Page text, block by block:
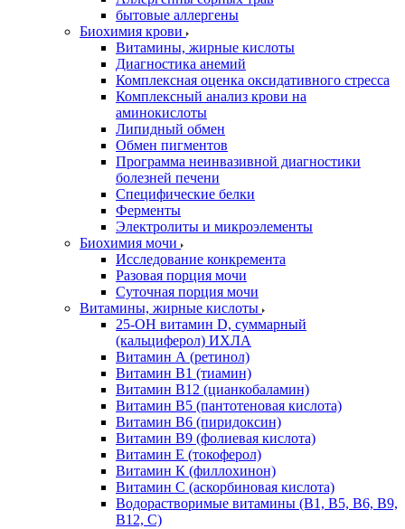
бытовые аллергены
Биохимия крови
Витамины, жирные кислоты
Диагностика анемий
Комплексная оценка оксидативного стресса
Комплексный анализ крови на
аминокислоты
Липидный обмен
Обмен пигментов
Программа неинвазивной диагностики
болезней печени
Специфические белки
Ферменты
Электролиты и микроэлементы
Биохимия мочи
Исследование конкремента
Разовая порция мочи
Суточная порция мочи
Витамины, жирные кислоты
25-OH витамин D, суммарный
(кальциферол) ИХЛА
Витамин А (ретинол)
Витамин В1 (тиамин)
Витамин В12 (цианкобаламин)
Витамин В5 (пантотеновая кислота)
Витамин В6 (пиридоксин)
Витамин В9 (фолиевая кислота)
Витамин Е (токоферол)
Витамин К (филлохинон)
Витамин С (аскорбиновая кислота)
Водорастворимые витамины (B1, B5, B6, В9,
В12, С)